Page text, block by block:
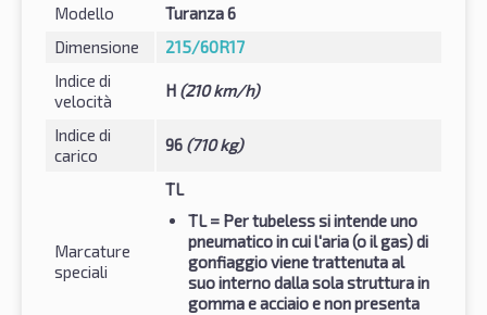
Modello
Turanza 6
Dimensione
215/60R17
Indice di
velocità
H (210 km/h)
Indice di
carico
96 (710 kg)
Marcature
speciali
TL
TL= Per tubeless si intende uno
pneumatico in cui l'aria (o il gas) di
gonfiaggio viene trattenuta al
suo interno dalla sola struttura in
gomma e acciaio e non presenta